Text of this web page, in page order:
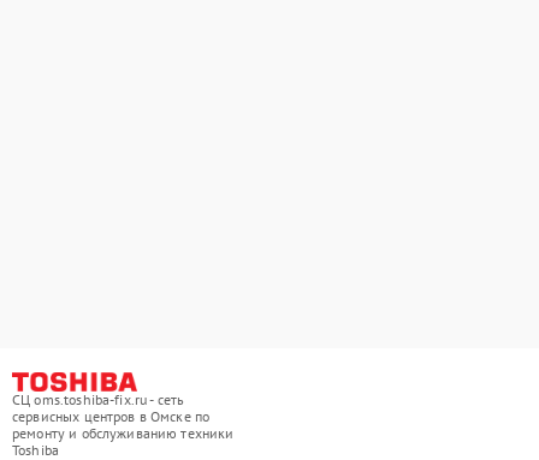
СЦ oms.toshiba-fix.ru - сеть
сервисных центров в Омске по
ремонту и обслуживанию техники
Toshiba